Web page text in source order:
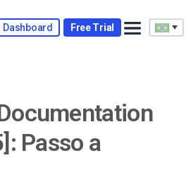
Dashboard Free Trial
Passo a